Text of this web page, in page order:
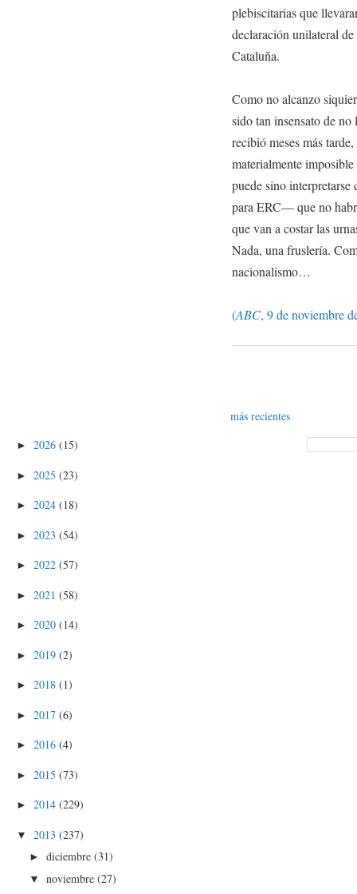
plebiscitarias que
declaración unilateral
Cataluña.
Como no alcanzo
sido tan insensato de
recibió meses más
materialmente
puede sino
para ERC— que no
que van a costar las
Nada, una fruslería.
nacionalismo…
(ABC, 9 de noviembre
más recientes
► 2026 (15)
► 2025 (23)
► 2024 (18)
► 2023 (54)
► 2022 (57)
► 2021 (58)
► 2020 (14)
► 2019 (2)
► 2018 (1)
► 2017 (6)
► 2016 (4)
► 2015 (73)
► 2014 (229)
▼ 2013 (237)
►diciembre(31)
▼noviembre(27)